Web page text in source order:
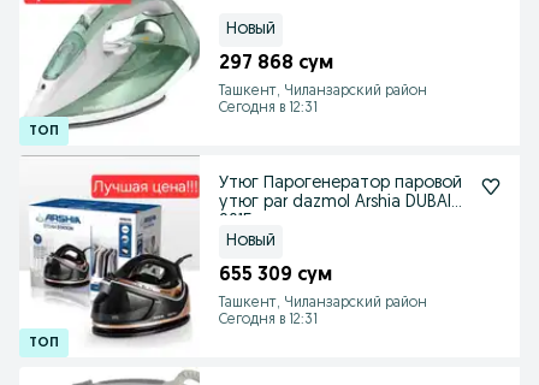
Новый
297 868 сум
Ташкент, Чиланзарский район
Сегодня в 12:31
Утюг Парогенератор паровой
утюг par dazmol Arshia DUBAI
Новый
655 309 сум
Ташкент, Чиланзарский район
Сегодня в 12:31